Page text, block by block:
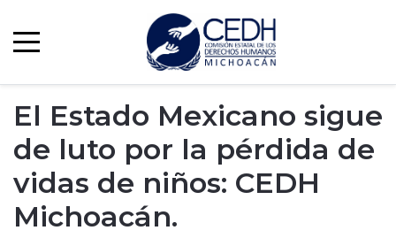
El Estado Mexicano sigue
de luto por la pérdida de
vidas de niños: CEDH
Michoacán.